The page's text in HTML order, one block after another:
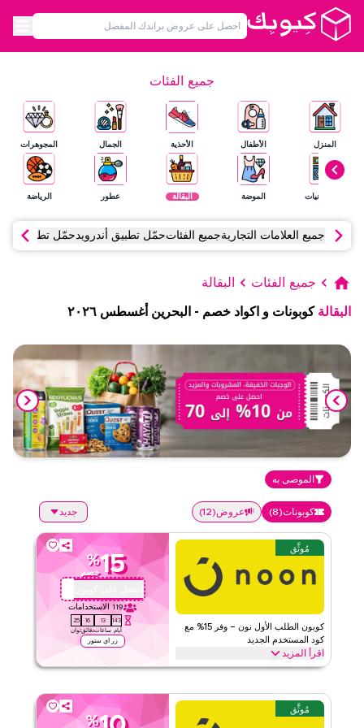
جميع الفئات
المنزل
الإلكترونيات
الأطفال
الموضة
الأحذية
البقالة
الجمال
عطور
المجوهرات
الرياضة
جميع العلامات التجاريةجميع الفئاتحمّل تطبيق أندرويدحمّل تطبيق آي
جميع الفئات البقالة
البقالة كوبونات و اكواد خصم - البحرين أغسطس ٢٠٢٦
الموصى به
كوبونات(
8
) عروض(
12
) جديد
مُوثَّق
كوبون الطلب الأول نون – وفر 15% مع
كود المستخدم الجديد
اقرأ المزيد
15
%
خصم
احصل على كوبون
119 الاستخدامات
143
أيام
13
ساعات
16
دقائق
25
ثوان
زر اي ستور
احصل على خصم 15% على طلبك الأول مع كود كوبون نون الحصري هذا.
شيء اليوم.
مُوثَّق
%